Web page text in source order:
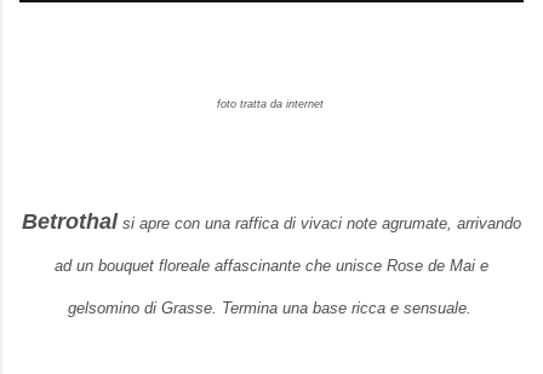
foto tratta da internet
Betrothal si apre con una raffica di vivaci note agrumate, arrivando
ad un bouquet floreale affascinante che unisce Rose de Mai e
gelsomino di Grasse. Termina una base ricca e sensuale.